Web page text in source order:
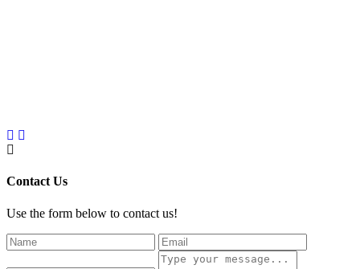
Contact Us
Use the form below to contact us!